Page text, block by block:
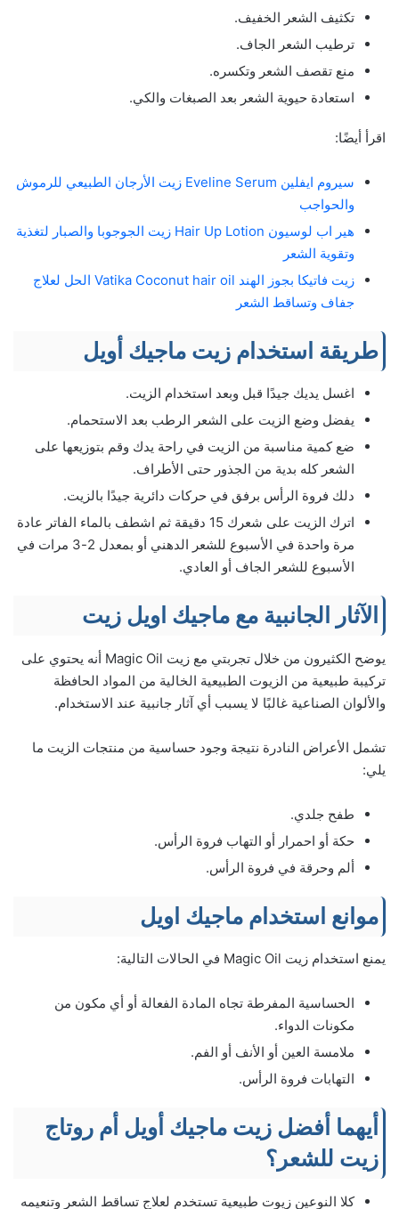
تكثيف الشعر الخفيف.
ترطيب الشعر الجاف.
منع تقصف الشعر وتكسره.
استعادة حيوية الشعر بعد الصبغات والكي.
اقرأ أيضًا:
سيروم ايفلين Eveline Serum زيت الأرجان الطبيعي للرموش
والحواجب
هير اب لوسيون Hair Up Lotion زيت الجوجوبا والصبار لتغذية
وتقوية الشعر
زيت فاتيكا بجوز الهند Vatika Coconut hair oil الحل لعلاج
جفاف وتساقط الشعر
طريقة استخدام زيت ماجيك أويل
اغسل يديك جيدًا قبل وبعد استخدام الزيت.
يفضل وضع الزيت على الشعر الرطب بعد الاستحمام.
ضع كمية مناسبة من الزيت في راحة يدك وقم بتوزيعها على
الشعر كله بدية من الجذور حتى الأطراف.
دلك فروة الرأس برفق في حركات دائرية جيدًا بالزيت.
اترك الزيت على شعرك 15 دقيقة ثم اشطف بالماء الفاتر عادة
مرة واحدة في الأسبوع للشعر الدهني أو بمعدل 2-3 مرات في
الأسبوع للشعر الجاف أو العادي.
الآثار الجانبية مع ماجيك اويل زيت
يوضح الكثيرون من خلال تجربتي مع زيت Magic Oil أنه يحتوي على
تركيبة طبيعية من الزيوت الطبيعية الخالية من المواد الحافظة
والألوان الصناعية غالبًا لا يسبب أي آثار جانبية عند الاستخدام.
تشمل الأعراض النادرة نتيجة وجود حساسية من منتجات الزيت ما
يلي:
طفح جلدي.
حكة أو احمرار أو التهاب فروة الرأس.
ألم وحرقة في فروة الرأس.
موانع استخدام ماجيك اويل
يمنع استخدام زيت Magic Oil في الحالات التالية:
الحساسية المفرطة تجاه المادة الفعالة أو أي مكون من
مكونات الدواء.
ملامسة العين أو الأنف أو الفم.
التهابات فروة الرأس.
أيهما أفضل زيت ماجيك أويل أم روتاج
زيت للشعر؟
كلا النوعين زيوت طبيعية تستخدم لعلاج تساقط الشعر وتنعيمه